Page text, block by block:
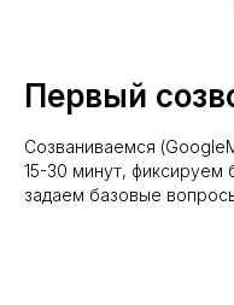
Первый
Созваниваемся
15-30 минут, фиксируем
задаем базовые